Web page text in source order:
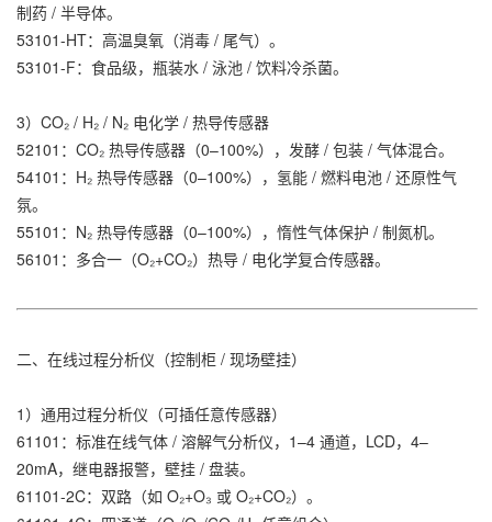
制药 / 半导体。
53101-HT：高温臭氧（消毒 / 尾气）。
53101-F：食品级，瓶装水 / 泳池 / 饮料冷杀菌。
3）CO₂ / H₂ / N₂ 电化学 / 热导传感器
52101：CO₂ 热导传感器（0–100%），发酵 / 包装 / 气体混合。
54101：H₂ 热导传感器（0–100%），氢能 / 燃料电池 / 还原性气
氛。
55101：N₂ 热导传感器（0–100%），惰性气体保护 / 制氮机。
56101：多合一（O₂+CO₂）热导 / 电化学复合传感器。
二、在线过程分析仪（控制柜 / 现场壁挂）
1）通用过程分析仪（可插任意传感器）
61101：标准在线气体 / 溶解气分析仪，1–4 通道，LCD，4–
20mA，继电器报警，壁挂 / 盘装。
61101-2C：双路（如 O₂+O₃ 或 O₂+CO₂）。